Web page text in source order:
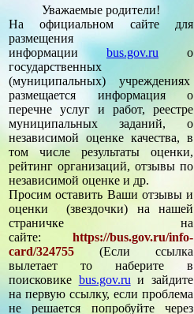
Уважаемые родители!
На официальном сайте для
размещения
информации bus.gov.ru о
государственных
(муниципальных) учреждениях
размещается информация о
перечне услуг и работ, реестре
муниципальных заданий, о
независимой оценке качества, в
том числе результаты оценки,
рейтинг организаций, отзывы по
независимой оценке и др.
Просим оставить Ваши отзывы и
оценки (звездочки) на нашей
страничке на
сайте: https://bus.gov.ru/info-
card/324755 (Если ссылка
вылетает то наберите в
поисковике bus.gov.ru и зайдите
на первую ссылку, если проблема
не решается попробуйте через